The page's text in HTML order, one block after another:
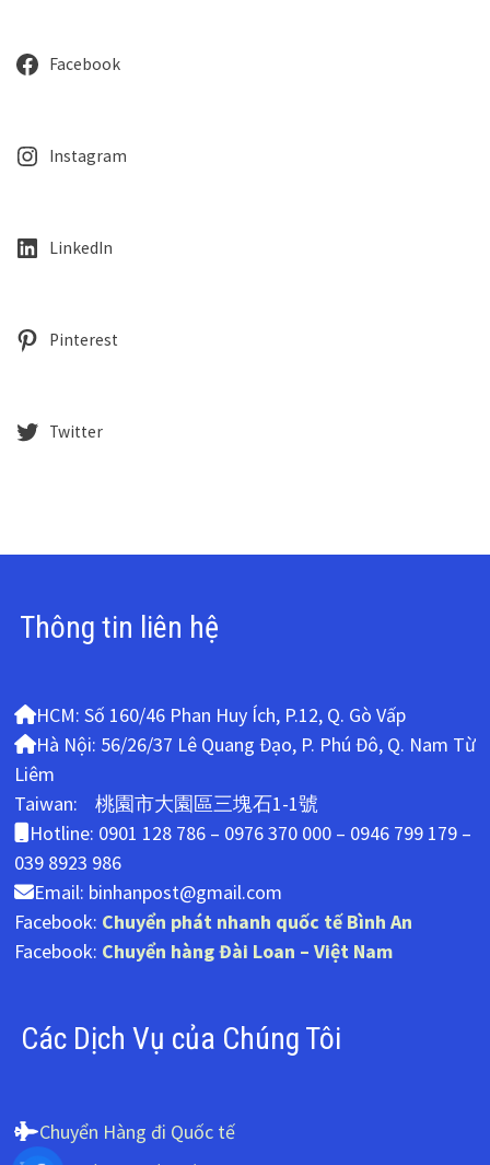
Facebook
Instagram
LinkedIn
Pinterest
Twitter
Thông tin liên hệ
HCM: Số 160/46 Phan Huy Ích, P.12, Q. Gò Vấp
Hà Nội: 56/26/37 Lê Quang Đạo, P. Phú Đô, Q. Nam Từ
Liêm
Taiwan: 桃園市大園區三塊石1-1號
Hotline: 0901 128 786 – 0976 370 000 – 0946 799 179 –
039 8923 986
Email: binhanpost@gmail.com
Facebook: Chuyển phát nhanh quốc tế Bình An
Facebook: Chuyển hàng Đài Loan – Việt Nam
Các Dịch Vụ của Chúng Tôi
Chuyển Hàng đi Quốc tế